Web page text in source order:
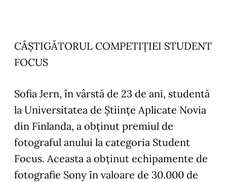
CÂȘTIGĂTORUL COMPETIȚIEI STUDENT
FOCUS
Sofia Jern, în vârstă de 23 de ani, studentă
la Universitatea de Științe Aplicate Novia
din Finlanda, a obținut premiul de
fotograful anului la categoria Student
Focus. Aceasta a obținut echipamente de
fotografie Sony în valoare de 30.000 de